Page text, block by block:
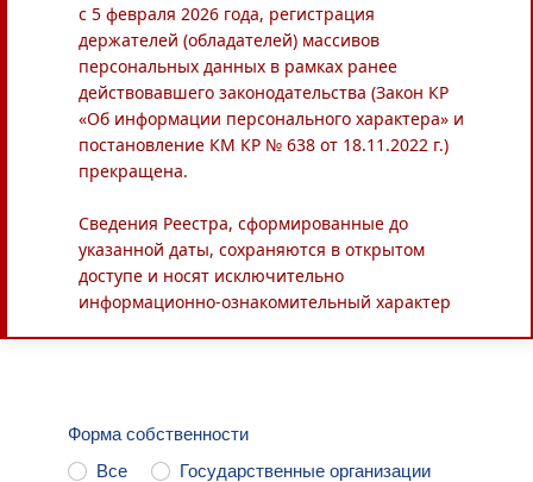
с 5 февраля 2026 года, регистрация
держателей (обладателей) массивов
персональных данных в рамках ранее
действовавшего законодательства (Закон КР
«Об информации персонального характера» и
постановление КМ КР № 638 от 18.11.2022 г.)
прекращена.
Сведения Реестра, сформированные до
указанной даты, сохраняются в открытом
доступе и носят исключительно
информационно-ознакомительный характер
Форма собственности
Все
Государственные организации